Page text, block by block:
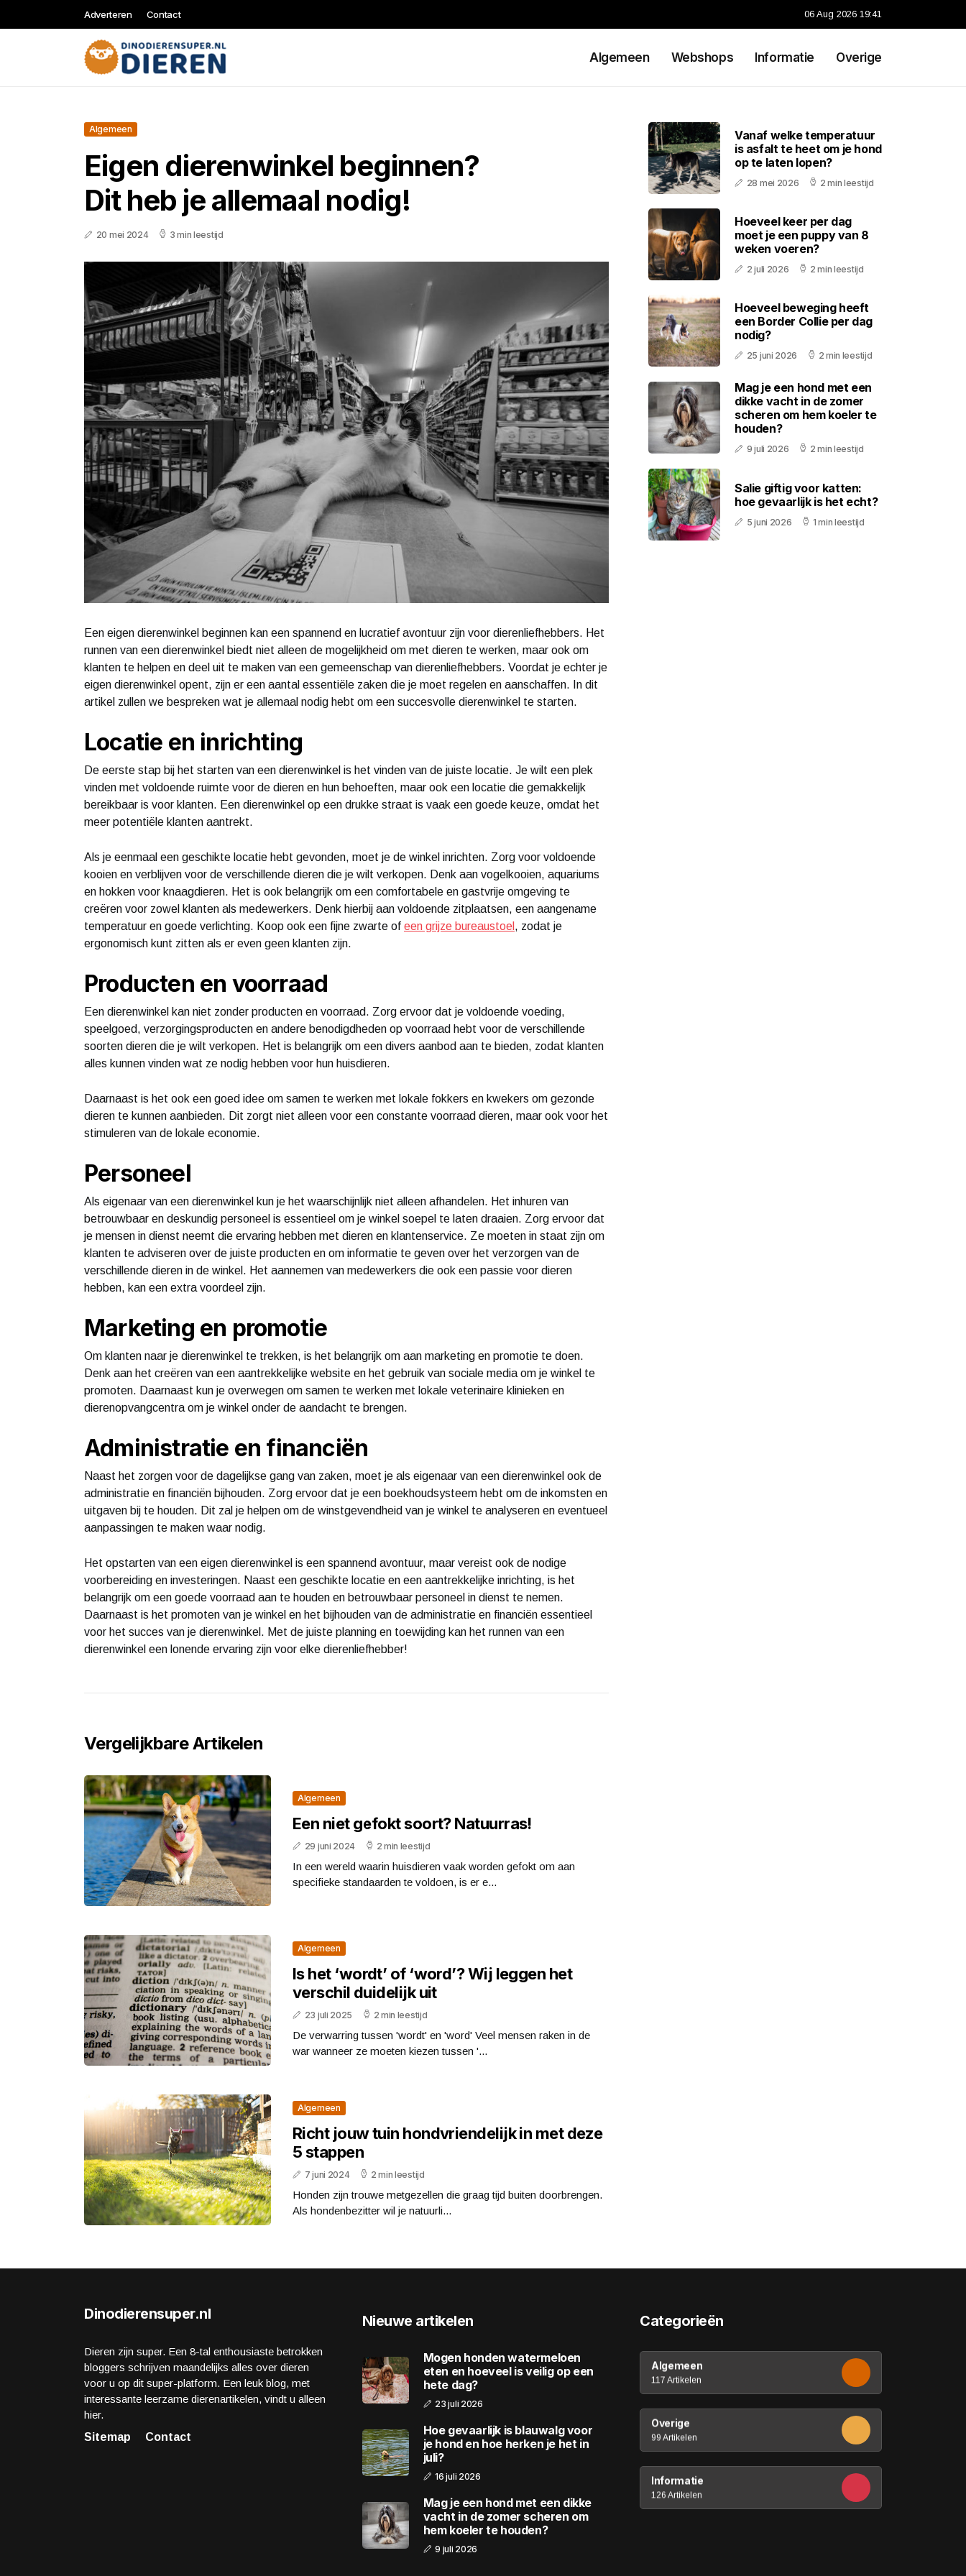
Adverteren Contact 06 Aug 2026 19:41
Algemeen Webshops Informatie Overige
Algemeen
Eigen dierenwinkel beginnen?
Dit heb je allemaal nodig!
20 mei 2024 3 min leestijd
Een eigen dierenwinkel beginnen kan een spannend en lucratief avontuur zijn voor dierenliefhebbers. Het
runnen van een dierenwinkel biedt niet alleen de mogelijkheid om met dieren te werken, maar ook om
klanten te helpen en deel uit te maken van een gemeenschap van dierenliefhebbers. Voordat je echter je
eigen dierenwinkel opent, zijn er een aantal essentiële zaken die je moet regelen en aanschaffen. In dit
artikel zullen we bespreken wat je allemaal nodig hebt om een succesvolle dierenwinkel te starten.
Locatie en inrichting
De eerste stap bij het starten van een dierenwinkel is het vinden van de juiste locatie. Je wilt een plek
vinden met voldoende ruimte voor de dieren en hun behoeften, maar ook een locatie die gemakkelijk
bereikbaar is voor klanten. Een dierenwinkel op een drukke straat is vaak een goede keuze, omdat het
meer potentiële klanten aantrekt.
Als je eenmaal een geschikte locatie hebt gevonden, moet je de winkel inrichten. Zorg voor voldoende
kooien en verblijven voor de verschillende dieren die je wilt verkopen. Denk aan vogelkooien, aquariums
en hokken voor knaagdieren. Het is ook belangrijk om een comfortabele en gastvrije omgeving te
creëren voor zowel klanten als medewerkers. Denk hierbij aan voldoende zitplaatsen, een aangename
temperatuur en goede verlichting. Koop ook een fijne zwarte of een grijze bureaustoel , zodat je
ergonomisch kunt zitten als er even geen klanten zijn.
Producten en voorraad
Een dierenwinkel kan niet zonder producten en voorraad. Zorg ervoor dat je voldoende voeding,
speelgoed, verzorgingsproducten en andere benodigdheden op voorraad hebt voor de verschillende
soorten dieren die je wilt verkopen. Het is belangrijk om een divers aanbod aan te bieden, zodat klanten
alles kunnen vinden wat ze nodig hebben voor hun huisdieren.
Daarnaast is het ook een goed idee om samen te werken met lokale fokkers en kwekers om gezonde
dieren te kunnen aanbieden. Dit zorgt niet alleen voor een constante voorraad dieren, maar ook voor het
stimuleren van de lokale economie.
Personeel
Als eigenaar van een dierenwinkel kun je het waarschijnlijk niet alleen afhandelen. Het inhuren van
betrouwbaar en deskundig personeel is essentieel om je winkel soepel te laten draaien. Zorg ervoor dat
je mensen in dienst neemt die ervaring hebben met dieren en klantenservice. Ze moeten in staat zijn om
klanten te adviseren over de juiste producten en om informatie te geven over het verzorgen van de
verschillende dieren in de winkel. Het aannemen van medewerkers die ook een passie voor dieren
hebben, kan een extra voordeel zijn.
Marketing en promotie
Om klanten naar je dierenwinkel te trekken, is het belangrijk om aan marketing en promotie te doen.
Denk aan het creëren van een aantrekkelijke website en het gebruik van sociale media om je winkel te
promoten. Daarnaast kun je overwegen om samen te werken met lokale veterinaire klinieken en
dierenopvangcentra om je winkel onder de aandacht te brengen.
Administratie en financiën
Naast het zorgen voor de dagelijkse gang van zaken, moet je als eigenaar van een dierenwinkel ook de
administratie en financiën bijhouden. Zorg ervoor dat je een boekhoudsysteem hebt om de inkomsten en
uitgaven bij te houden. Dit zal je helpen om de winstgevendheid van je winkel te analyseren en eventueel
aanpassingen te maken waar nodig.
Het opstarten van een eigen dierenwinkel is een spannend avontuur, maar vereist ook de nodige
voorbereiding en investeringen. Naast een geschikte locatie en een aantrekkelijke inrichting, is het
belangrijk om een goede voorraad aan te houden en betrouwbaar personeel in dienst te nemen.
Daarnaast is het promoten van je winkel en het bijhouden van de administratie en financiën essentieel
voor het succes van je dierenwinkel. Met de juiste planning en toewijding kan het runnen van een
dierenwinkel een lonende ervaring zijn voor elke dierenliefhebber!
Vergelijkbare Artikelen
Algemeen
Een niet gefokt soort? Natuurras!
29 juni 2024 2 min leestijd
In een wereld waarin huisdieren vaak worden gefokt om aan
specifieke standaarden te voldoen, is er e...
Algemeen
Is het ‘wordt’ of ‘word’? Wij leggen het
verschil duidelijk uit
23 juli 2025 2 min leestijd
De verwarring tussen 'wordt' en 'word' Veel mensen raken in de
war wanneer ze moeten kiezen tussen '...
Algemeen
Richt jouw tuin hondvriendelijk in met deze
5 stappen
7 juni 2024 2 min leestijd
Honden zijn trouwe metgezellen die graag tijd buiten doorbrengen.
Als hondenbezitter wil je natuurli...
Vanaf welke temperatuur
is asfalt te heet om je hond
op te laten lopen?
28 mei 2026 2 min leestijd
Hoeveel keer per dag
moet je een puppy van 8
weken voeren?
2 juli 2026 2 min leestijd
Hoeveel beweging heeft
een Border Collie per dag
nodig?
25 juni 2026 2 min leestijd
Mag je een hond met een
dikke vacht in de zomer
scheren om hem koeler te
houden?
9 juli 2026 2 min leestijd
Salie giftig voor katten:
hoe gevaarlijk is het echt?
5 juni 2026 1 min leestijd
Dinodierensuper.nl
Dieren zijn super. Een 8-tal enthousiaste betrokken
bloggers schrijven maandelijks alles over dieren
voor u op dit super-platform. Een leuk blog, met
interessante leerzame dierenartikelen, vindt u alleen
hier.
Sitemap
Contact
Nieuwe artikelen
Mogen honden watermeloen
eten en hoeveel is veilig op een
hete dag?
23 juli 2026
Hoe gevaarlijk is blauwalg voor
je hond en hoe herken je het in
juli?
16 juli 2026
Mag je een hond met een dikke
vacht in de zomer scheren om
hem koeler te houden?
9 juli 2026
Categorieën
Algemeen
117 Artikelen
Overige
99 Artikelen
Informatie
126 Artikelen